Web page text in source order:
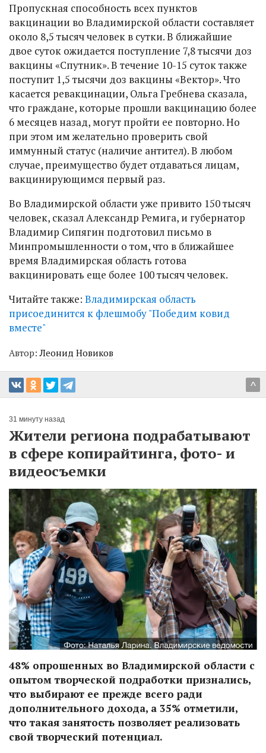
Пропускная способность всех пунктов
вакцинации во Владимирской области составляет
около 8,5 тысяч человек в сутки. В ближайшие
двое суток ожидается поступление 7,8 тысячи доз
вакцины «Спутник». В течение 10-15 суток также
поступит 1,5 тысячи доз вакцины «Вектор». Что
касается ревакцинации, Ольга Гребнева сказала,
что граждане, которые прошли вакцинацию более
6 месяцев назад, могут пройти ее повторно. Но
при этом им желательно проверить свой
иммунный статус (наличие антител). В любом
случае, преимущество будет отдаваться лицам,
вакцинирующимся первый раз.
Во Владимирской области уже привито 150 тысяч
человек, сказал Александр Ремига, и губернатор
Владимир Сипягин подготовил письмо в
Минпромышленности о том, что в ближайшее
время Владимирская область готова
вакцинировать еще более 100 тысяч человек.
Читайте также: Владимирская область
присоединится к флешмобу "Победим ковид
вместе"
Автор:Леонид Новиков
^
31 минуту назад
Жители региона подрабатывают
в сфере копирайтинга, фото- и
видеосъемки
48% опрошенных во Владимирской области с
опытом творческой подработки признались,
что выбирают ее прежде всего ради
дополнительного дохода, а 35% отметили,
что такая занятость позволяет реализовать
свой творческий потенциал.